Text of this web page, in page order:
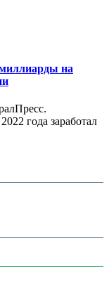
на
года заработал